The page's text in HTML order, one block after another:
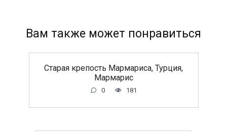
Вам также может понравиться
Старая крепость Мармариса, Турция,
Мармарис
0 181